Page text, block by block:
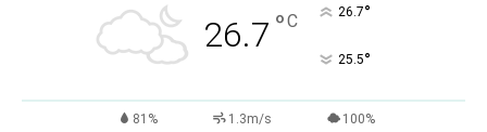
26.7 °C 26.7°
25.5°
81% 1.3m/s 100%